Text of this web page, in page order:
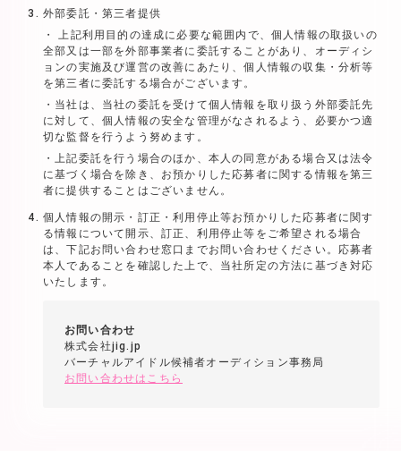
外部委託・第三者提供
上記利用目的の達成に必要な範囲内で、個人情報の取扱いの
全部又は一部を外部事業者に委託することがあり、オーディシ
ョンの実施及び運営の改善にあたり、個人情報の収集・分析等
を第三者に委託する場合がございます。
当社は、当社の委託を受けて個人情報を取り扱う外部委託先
に対して、個人情報の安全な管理がなされるよう、必要かつ適
切な監督を行うよう努めます。
上記委託を行う場合のほか、本人の同意がある場合又は法令
に基づく場合を除き、お預かりした応募者に関する情報を第三
者に提供することはございません。
個人情報の開示・訂正・利用停止等お預かりした応募者に関す
る情報について開示、訂正、利用停止等をご希望される場合
は、下記お問い合わせ窓口までお問い合わせください。応募者
本人であることを確認した上で、当社所定の方法に基づき対応
いたします。
お問い合わせ
株式会社jig.jp
バーチャルアイドル候補者オーディション事務局
お問い合わせはこちら